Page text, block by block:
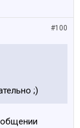
#100
;)